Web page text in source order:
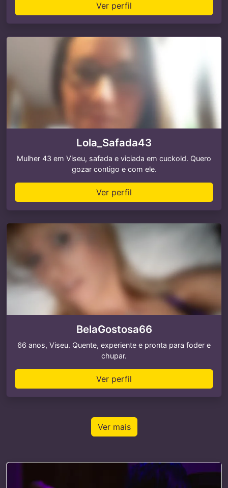
Ver perfil
Lola_Safada43
Mulher 43 em Viseu, safada e viciada em cuckold. Quero
gozar contigo e com ele.
Ver perfil
BelaGostosa66
66 anos, Viseu. Quente, experiente e pronta para foder e
chupar.
Ver perfil
Ver mais